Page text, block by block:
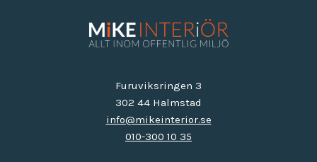
Furuviksringen 3
302 44 Halmstad
info@mikeinterior.se
010-300 10 35